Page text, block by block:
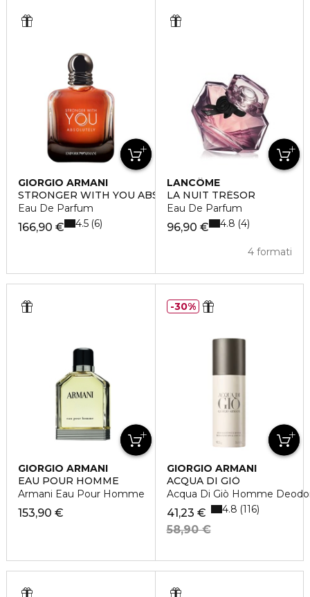
GIORGIO ARMANI
STRONGER WITH YOU ABSOLUTELY
Eau De Parfum
166,90 € 4.5 6
LANCÔME
LA NUIT TRÉSOR
Eau De Parfum
96,90 €
4 formati
4.8 4
GIORGIO ARMANI
EAU POUR HOMME
Armani Eau Pour Homme
153,90 €
GIORGIO ARMANI
ACQUA DI GIÒ
Acqua Di Giò Homme
41,23 €
58,90 €
4.8 116
30%